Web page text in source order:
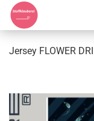
Jersey FLOWER